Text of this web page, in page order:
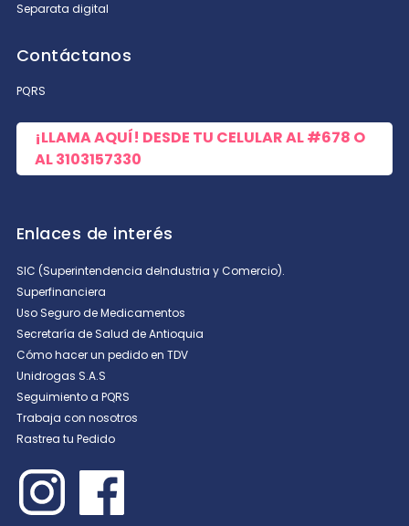
Separata digital
Contáctanos
PQRS
¡LLAMA AQUÍ! DESDE TU CELULAR AL#678 O
AL3103157330
Enlaces de interés
SIC (Superintendencia deIndustria y Comercio).
Superfinanciera
Uso Seguro de Medicamentos
Secretaría de Salud de Antioquia
Cómo hacer un pedido en TDV
Unidrogas S.A.S
Seguimiento a PQRS
Trabaja con nosotros
Rastrea tu Pedido